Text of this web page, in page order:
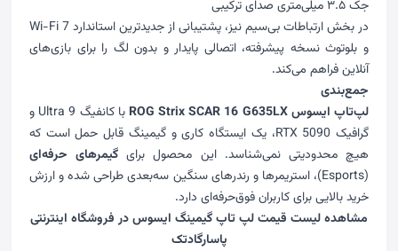
جک ۳.۵ میلی‌متری صدای ترکیبی
در بخش ارتباطات بی‌سیم نیز، پشتیبانی از جدیدترین استاندارد Wi-Fi 7
و بلوتوث نسخه پیشرفته، اتصالی پایدار و بدون لگ را برای بازی‌های
آنلاین فراهم می‌کند.
جمع‌بندی
لپ‌تاپ ایسوس ROG Strix SCAR 16 G635LX
با کانفیگ Ultra 9 و
گرافیک RTX 5090، یک ایستگاه کاری و گیمینگ قابل حمل است که
هیچ محدودیتی نمی‌شناسد. این محصول برای گیمرهای حرفه‌ای
(Esports)، استریمرها و رندرهای سنگین سه‌بعدی طراحی شده و ارزش
خرید بالایی برای کاربران فوق‌حرفه‌ای دارد.
مشاهده لیست قیمت لپ تاپ گیمینگ ایسوسدرفروشگاه اینترنتی
پاسارگادتک